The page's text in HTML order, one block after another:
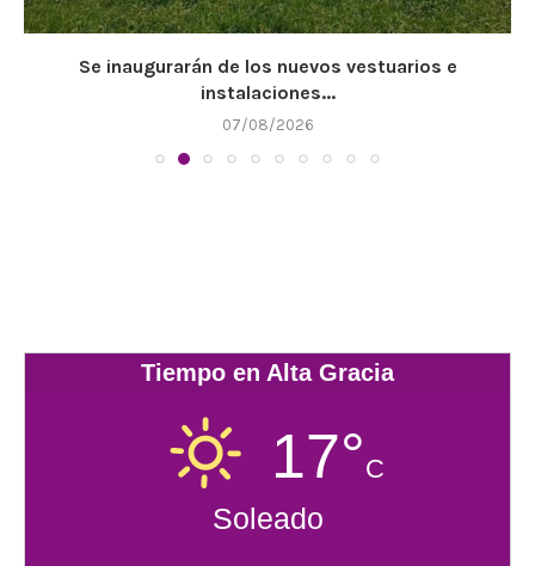
Se inaugurarán de los nuevos vestuarios e
instalaciones...
07/08/2026
Tiempo en Alta Gracia
17°C
Soleado